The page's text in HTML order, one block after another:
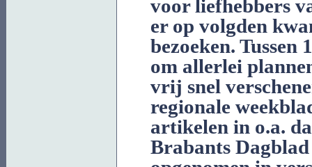
voor liefhebbers
er op volgden
bezoeken. Tussen
om allerlei
vrij snel
regionale
artikelen in o.a.
Brabants